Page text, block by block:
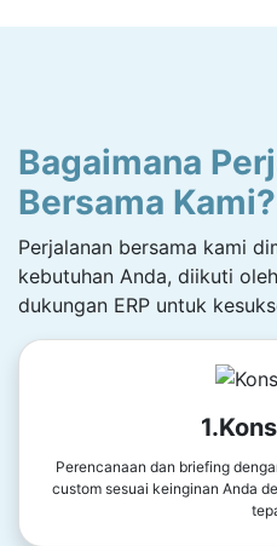
Bagaimana
Bersama Kami?
Perjalanan bersama kami
kebutuhan Anda, diikuti
dukungan ERP untuk
Perencanaan dan briefing
custom sesuai keinginan Anda